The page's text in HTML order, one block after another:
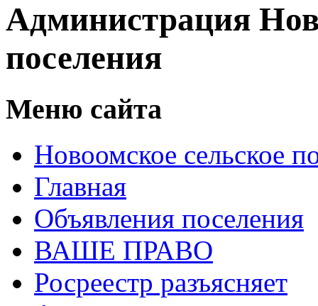
Администрация
поселения
Меню сайта
Новоомское сельское
Главная
Объявления поселения
ВАШЕ ПРАВО
Росреестр разъясняет